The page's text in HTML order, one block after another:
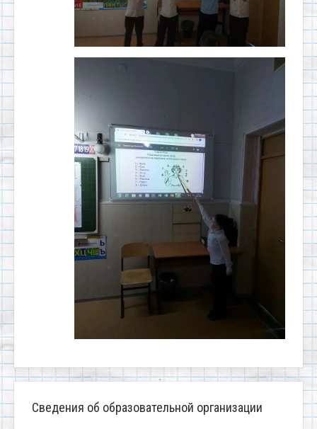
Сведения об образовательной организации